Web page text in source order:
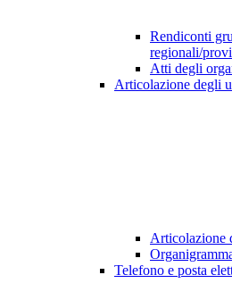
Rendiconti
regionali/
Atti degli
Articolazione degli
Articolazione
Telefono e posta